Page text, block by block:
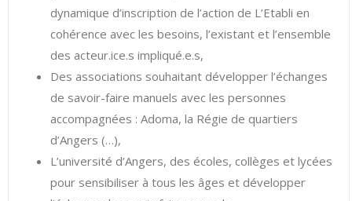
dynamique d’inscription de l’action de L’Etabli en
cohérence avec les besoins, l’existant et l’ensemble
des acteur.ice.s impliqué.e.s,
Des associations souhaitant développer l’échanges
de savoir-faire manuels avec les personnes
accompagnées : Adoma, la Régie de quartiers
d’Angers (…),
L’université d’Angers, des écoles, collèges et lycées
pour sensibiliser à tous les âges et développer